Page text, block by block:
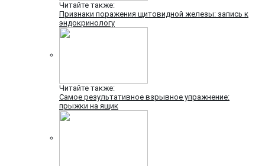
Читайте также:
Признаки поражения щитовидной железы: запись к
эндокринологу
Читайте также:
Самое результативное взрывное упражнение:
прыжки на ящик